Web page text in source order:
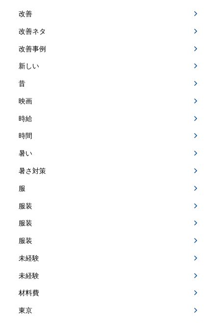
改善
改善ネタ
改善事例
新しい
昔
映画
時給
時間
暑い
暑さ対策
服
服装
服装
服装
未経験
未経験
材料費
東京